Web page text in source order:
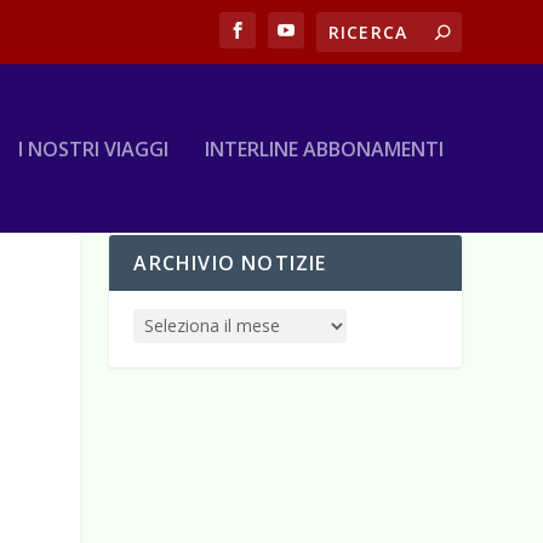
I NOSTRI VIAGGI INTERLINE ABBONAMENTI
ARCHIVIO NOTIZIE